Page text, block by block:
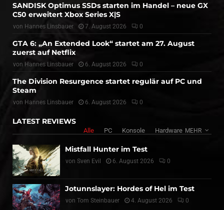
SANDISK Optimus SSDs starten im Handel – neue GX
C50 erweitert Xbox Series X|S
von Hannes Linsbauer 7. August 2026 0
GTA 6: „An Extended Look“ startet am 27. August
zuerst auf Netflix
von Hannes Linsbauer 6. August 2026 0
The Division Resurgence startet regulär auf PC und
Steam
von Hannes Linsbauer 6. August 2026 0
LATEST REVIEWS
Alle PC Konsole Hardware MEHR
Mistfall Hunter im Test
von Sven Evil 6. August 2026 0
Jotunnslayer: Hordes of Hel im Test
von Tom Steinbauer 4. August 2026 0